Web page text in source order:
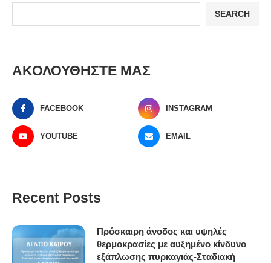
SEARCH
ΑΚΟΛΟΥΘΗΣΤΕ ΜΑΣ
FACEBOOK INSTAGRAM
YOUTUBE EMAIL
Recent Posts
Πρόσκαιρη άνοδος και υψηλές
θερμοκρασίες με αυξημένο κίνδυνο
εξάπλωσης πυρκαγιάς-Σταδιακή